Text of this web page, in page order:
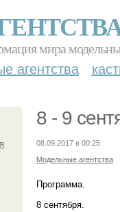
мира
агентства
8 - 9
08.09.2017 в 00:25
Модельные агентства
Программа.
8 сентября.